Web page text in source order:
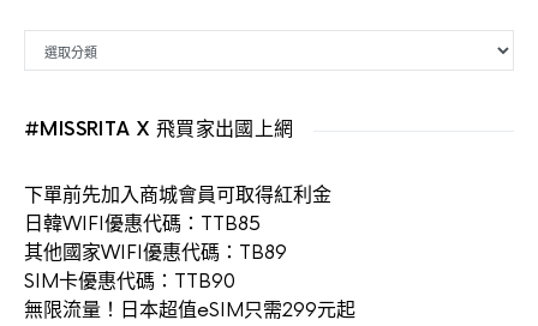
#MISSRITA X 飛買家出國上網
下單前先加入商城會員可取得紅利金
日韓WIFI優惠代碼：TTB85
其他國家WIFI優惠代碼：TB89
SIM卡優惠代碼：TTB90
無限流量！日本超值eSIM只需299元起